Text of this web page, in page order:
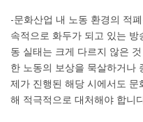
-문화산업 내 노동 환경의 적
속적으로 화두가 되고 있는
동 실태는 크게 다르지 않은
한 노동의 보상을 묵살하거나
제가 진행된 해당 시에서도
해 적극적으로 대처해야 합니